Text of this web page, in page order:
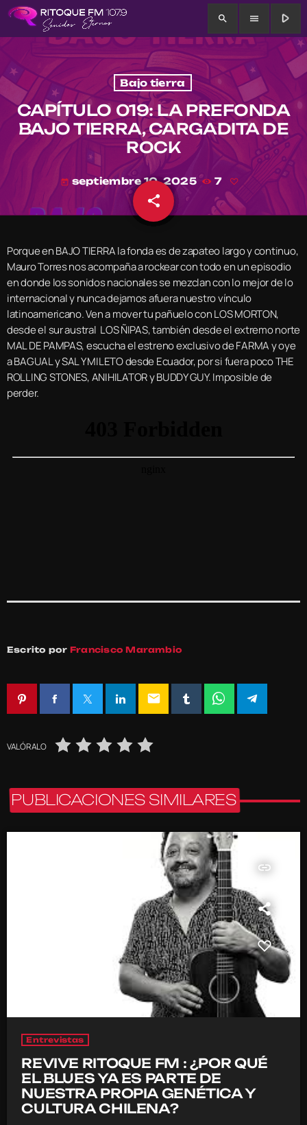
search menu play_arrow
Bajo tierra
CAPÍTULO 019: LA PREFONDA
BAJO TIERRA, CARGADITA DE
ROCK
today septiembre 10, 2025 7
share
email
Porque en BAJO TIERRA la fonda es de zapateo largo y continuo,
Mauro Torres nos acompaña a rockear con todo en un episodio
en donde los sonidos nacionales se mezclan con lo mejor de lo
internacional y nunca dejamos afuera nuestro vínculo
latinoamericano. Ven a mover tu pañuelo con LOS MORTON,
desde el sur austral LOS ÑIPAS, también desde el extremo norte
MAL DE PAMPAS, escucha el estreno exclusivo de FARMA y oye
a BAGUAL y SAL Y MILETO desde Ecuador, por si fuera poco THE
ROLLING STONES, ANIHILATOR y BUDDY GUY. Imposible de
perder.
Escrito por Francisco Marambio
email
VALÓRALO
PUBLICACIONES SIMILARES
insert_link
Entrevistas
REVIVE RITOQUE FM : ¿POR QUÉ
EL BLUES YA ES PARTE DE
NUESTRA PROPIA GENÉTICA Y
CULTURA CHILENA?